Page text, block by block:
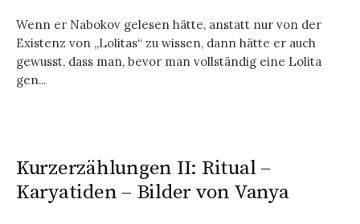
Wenn er Nabokov gelesen hätte, anstatt nur von der
Existenz von „Lolitas“ zu wissen, dann hätte er auch
gewusst, dass man, bevor man vollständig eine Lolita
gen...
Kurzerzählungen II: Ritual –
Karyatiden – Bilder von Vanya